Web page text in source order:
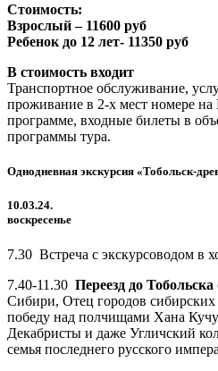
Стоимость:
Взрослый – 11600 руб
Ребенок до 12 лет- 11350 руб
В стоимость входит
Транспортное обслуживание,
проживание в 2-х мест номере
программе, входные билеты в
программы тура.
Однодневная экскурсия «Тобольск-
10.03.24.
воскресенье
7.30 Встреча с экскурсоводом в
7.40-11.30 Переезд до Тобольска
Сибири, Отец городов
победу над полчищами Хана
Декабристы и даже Угличский
семья последнего русского